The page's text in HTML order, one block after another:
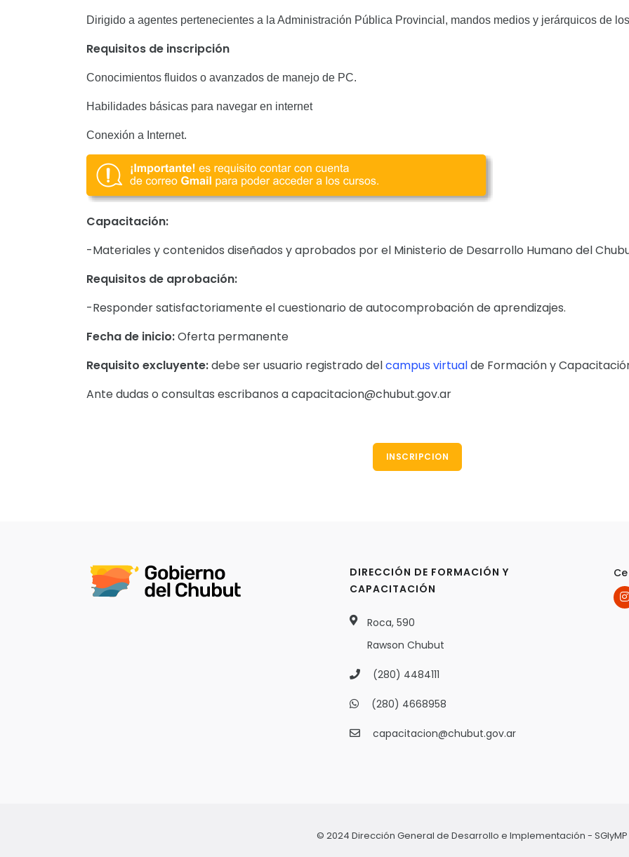
Dirigido a agentes pertenecientes a la Administración Pública Provincial, mandos medios y jerárquicos de
Requisitos de inscripción
Conocimientos fluidos o avanzados de manejo de PC.
Habilidades básicas para navegar en internet
Conexión a Internet.
Capacitación:
-Materiales y contenidos diseñados y aprobados por el Ministerio de Desarrollo Humano del
Requisitos de aprobación:
-Responder satisfactoriamente el cuestionario de autocomprobación de aprendizajes.
Fecha de inicio:Oferta permanente
Requisito excluyente:debe ser usuario registrado delcampus virtualde Formación y
Ante dudas o consultas escribanos a capacitacion@chubut.gov.ar
INSCRIPCION
DIRECCIÓN DE FORMACIÓN Y
CAPACITACIÓN
Roca, 590
Rawson Chubut
(280) 4484111
(280) 4668958
capacitacion@chubut.gov.ar
© 2024 Dirección General de Desarrollo e Implementación - SGIyMP